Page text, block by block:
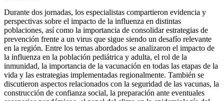
Durante dos jornadas, los especialistas compartieron evidencia y
perspectivas sobre el impacto de la influenza en distintas
poblaciones, así como la importancia de consolidar estrategias de
prevención frente a un virus que sigue siendo un desafío relevante
en la región. Entre los temas abordados se analizaron el impacto de
la influenza en la población pediátrica y adulta, el rol de la
inmunidad, la importancia de la vacunación en todas las etapas de la
vida y las estrategias implementadas regionalmente. También se
discutieron aspectos relacionados con la seguridad de las vacunas, la
construcción de confianza social, la preparación ante eventuales